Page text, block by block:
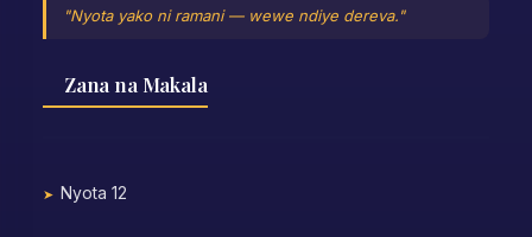
"Nyota yako ni ramani — wewe ndiye dereva."
Zana na Makala
Nyota 12